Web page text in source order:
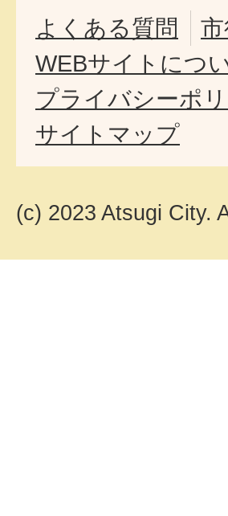
よくある質問
WEBサイトにつ
プライバシーポ
サイトマップ
(c) 2023 Atsugi City.